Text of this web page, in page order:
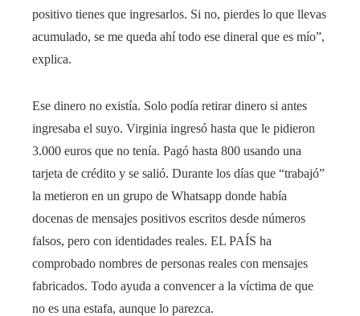
positivo tienes que ingresarlos. Si no, pierdes lo que llevas
acumulado, se me queda ahí todo ese dineral que es mío”,
explica.
Ese dinero no existía. Solo podía retirar dinero si antes
ingresaba el suyo. Virginia ingresó hasta que le pidieron
3.000 euros que no tenía. Pagó hasta 800 usando una
tarjeta de crédito y se salió. Durante los días que “trabajó”
la metieron en un grupo de Whatsapp donde había
docenas de mensajes positivos escritos desde números
falsos, pero con identidades reales. EL PAÍS ha
comprobado nombres de personas reales con mensajes
fabricados. Todo ayuda a convencer a la víctima de que
no es una estafa, aunque lo parezca.